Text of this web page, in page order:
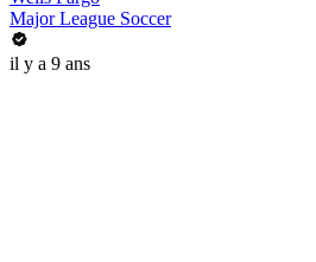
Major League Soccer
il y a 9 ans